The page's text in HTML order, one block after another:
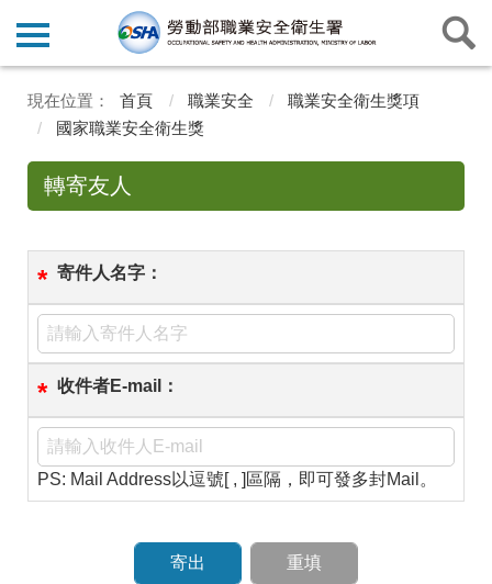
首頁 職業安全
職業安全衛生獎項
國家職業安全衛生獎
轉寄友人
* 寄件人名字：
* 收件者E-mail：
PS: Mail Address以逗號[ , ]區隔，即可發多封Mail。